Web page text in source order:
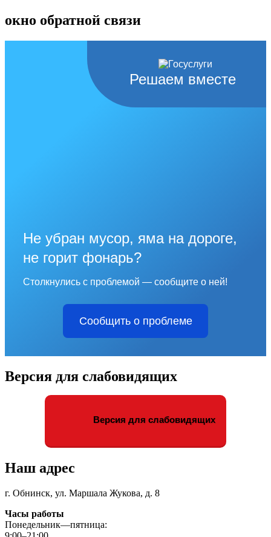
окно обратной связи
Решаем вместе
Не убран мусор, яма на дороге,
не горит фонарь?
Столкнулись с проблемой — сообщите о ней!
Сообщить о проблеме
Версия для слабовидящих
Версия для слабовидящих
Наш адрес
г. Обнинск, ул. Маршала Жукова, д. 8
Часы работы
Понедельник—пятница: